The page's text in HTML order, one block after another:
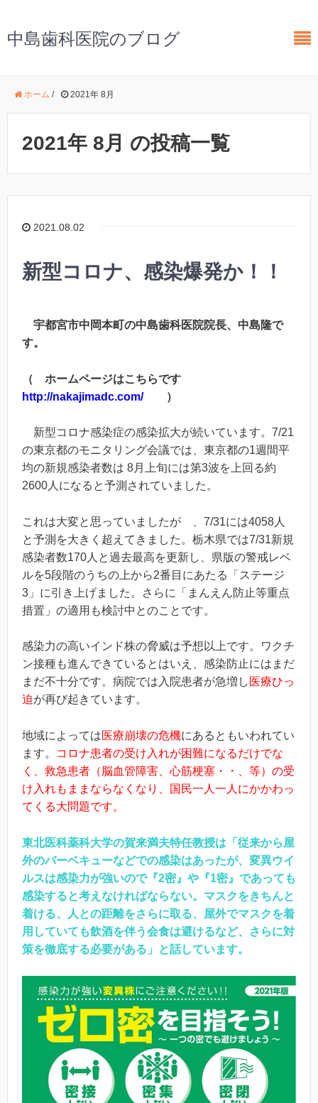
中島歯科医院のブログ
ホーム / 2021年 8月
2021年 8月 の投稿一覧
2021.08.02
新型コロナ、感染爆発か！！
宇都宮市中岡本町の中島歯科医院院長、中島隆で
す。
（ ホームページはこちらです
http://nakajimadc.com/
）
新型コロナ感染症の感染拡大が続いています。7/21
の東京都のモニタリング会議では、東京都の1週間平
均の新規感染者数は 8月上旬には第3波を上回る約
2600人になると予測されていました。
これは大変と思っていましたが 、7/31には4058人
と予測を大きく超えてきました。栃木県では7/31新規
感染者数170人と過去最高を更新し、県版の警戒レベ
ルを5段階のうちの上から2番目にあたる「ステージ
3」に引き上げました。さらに「まんえん防止等重点
措置」の適用も検討中とのことです。
感染力の高いインド株の脅威は予想以上です。ワクチ
ン接種も進んできているとはいえ、感染防止にはまだ
まだ不十分です。病院では入院患者が急増し 医療ひっ
迫が再び起きています。
地域によっては医療崩壊の危機にあるともいわれてい
ます。
コロナ患者の受け入れが困難になるだけでな
く、救急患者（脳血管障害、心筋梗塞・・、等）の受
け入れもままならなくなり、国民一人一人にかかわっ
てくる大問題です。
東北医科薬科大学の賀来満夫特任教授は「従来から屋
外のバーベキューなどでの感染はあったが、変異ウイ
ルスは感染力が強いので『2密』や『1密』であっても
感染すると考えなければならない。マスクをきちんと
着ける、人との距離をさらに取る、屋外でマスクを着
用していても飲酒を伴う会食は避けるなど、さらに対
策を徹底する必要がある」と話しています。